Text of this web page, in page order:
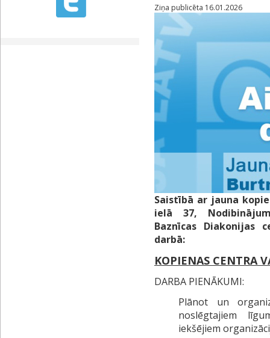
Ziņa publicēta 16.01.2026
Saistībā ar jauna
ielā 37,
Baznīcas Diakonijas
darbā:
KOPIENAS CENTRA
DARBA PIENĀKUMI:
Plānot un
noslēgtajiem
iekšējiem